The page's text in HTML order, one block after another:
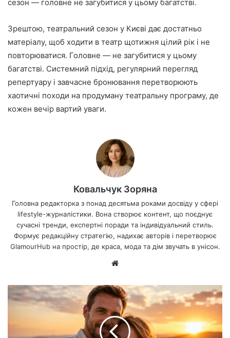
сезон — головне не загубитися у цьому багатстві.
Зрештою, театральний сезон у Києві дає достатньо
матеріалу, щоб ходити в театр щотижня цілий рік і не
повторюватися. Головне — не загубитися у цьому
багатстві. Системний підхід, регулярний перегляд
репертуару і завчасне бронювання перетворюють
хаотичні походи на продуману театральну програму, де
кожен вечір вартий уваги.
Ковальчук Зоряна
Головна редакторка з понад десятьма роками досвіду у сфері
lifestyle-журналістики. Вона створює контент, що поєднує
сучасні тренди, експертні поради та індивідуальний стиль.
Формує редакційну стратегію, надихає авторів і перетворює
GlamourHub на простір, де краса, мода та дім звучать в унісон.
са
йт